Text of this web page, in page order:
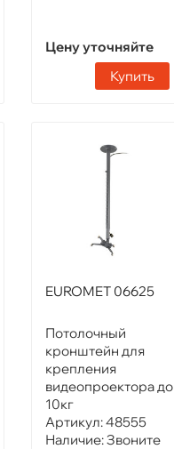
Цену уточняйте
Купить
EUROMET 06625
Потолочный
кронштейн для
крепления
видеопроектора до
10кг
Артикул:48555
Наличие:Звоните